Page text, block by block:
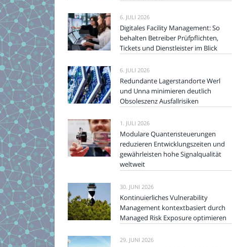
6. JULI 2026
Digitales Facility Management: So
behalten Betreiber Prüfpflichten,
Tickets und Dienstleister im Blick
6. JULI 2026
Redundante Lagerstandorte Werl
und Unna minimieren deutlich
Obsoleszenz Ausfallrisiken
1. JULI 2026
Modulare Quantensteuerungen
reduzieren Entwicklungszeiten und
gewährleisten hohe Signalqualität
weltweit
30. JUNI 2026
Kontinuierliches Vulnerability
Management kontextbasiert durch
Managed Risk Exposure optimieren
29. JUNI 2026